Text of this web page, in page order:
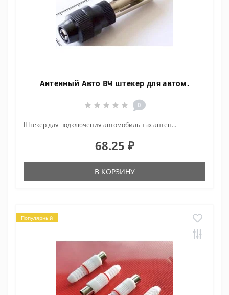
Антенный Авто ВЧ штекер для автом.
0
Штекер для подключения автомобильных антен...
68.25 ₽
В КОРЗИНУ
Популярный